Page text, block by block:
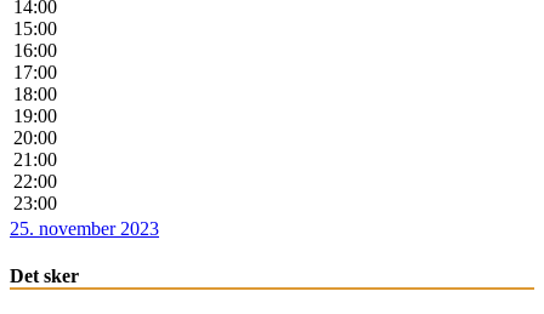
14:00
15:00
16:00
17:00
18:00
19:00
20:00
21:00
22:00
23:00
25. november 2023
Det sker